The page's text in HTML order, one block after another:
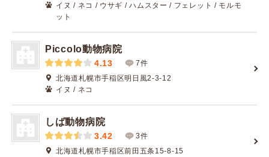
イヌ / ネコ / ウサギ / ハムスター / フェレット / モルモ
ット
Piccolo動物病院
4.13
7件
北海道札幌市手稲区明日風2-3-12
イヌ / ネコ
しば動物病院
3.42
3件
北海道札幌市手稲区前田五条15-8-15